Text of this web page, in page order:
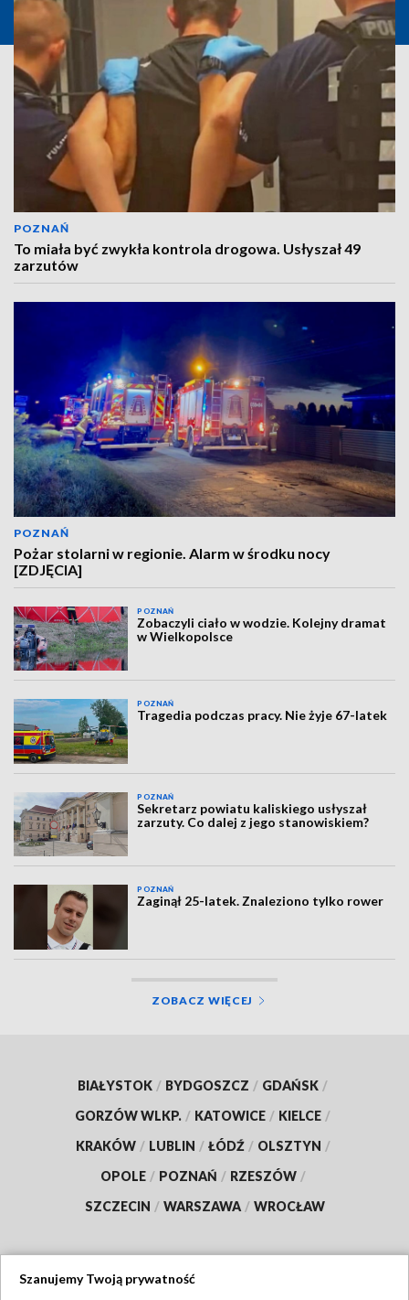
POZNAŃ
To miała być zwykła kontrola drogowa. Usłyszał 49
zarzutów
POZNAŃ
Pożar stolarni w regionie. Alarm w środku nocy
[ZDJĘCIA]
POZNAŃ
Zobaczyli ciało w wodzie. Kolejny dramat
w Wielkopolsce
POZNAŃ
Tragedia podczas pracy. Nie żyje 67-latek
POZNAŃ
Sekretarz powiatu kaliskiego usłyszał
zarzuty. Co dalej z jego stanowiskiem?
POZNAŃ
Zaginął 25-latek. Znaleziono tylko rower
ZOBACZ WIĘCEJ
BIAŁYSTOK / BYDGOSZCZ / GDAŃSK /
GORZÓW WLKP. / KATOWICE / KIELCE /
KRAKÓW / LUBLIN / ŁÓDŹ / OLSZTYN /
OPOLE / POZNAŃ / RZESZÓW /
SZCZECIN / WARSZAWA / WROCŁAW
Szanujemy Twoją prywatność